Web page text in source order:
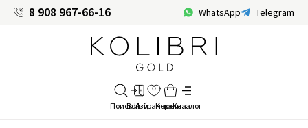
8 908 967-66-16 WhatsApp Telegram